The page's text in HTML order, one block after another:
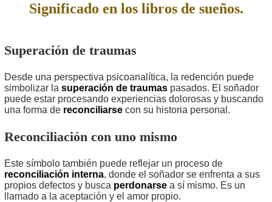
Significado en los libros de sueños.
Superación de traumas
Desde una perspectiva psicoanalítica, la redención puede
simbolizar la superación de traumas pasados. El soñador
puede estar procesando experiencias dolorosas y buscando
una forma de reconciliarse con su historia personal.
Reconciliación con uno mismo
Este símbolo también puede reflejar un proceso de
reconciliación interna, donde el soñador se enfrenta a sus
propios defectos y busca perdonarse a sí mismo. Es un
llamado a la aceptación y el amor propio.